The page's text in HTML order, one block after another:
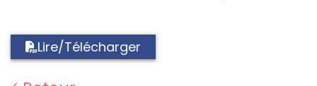
Lire/Télécharger